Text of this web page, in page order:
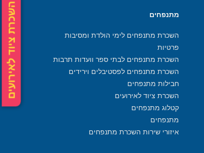
השכרת ציוד לאירועים מתנפחים
השכרת מתנפחים לימי הולדת ומסיבות
פרטיות
השכרת מתנפחים לבתי ספר וועדות תרבות
השכרת מתנפחים לפסטיבלים וירידים
חבילות מתנפחים
השכרת ציוד לאירועים
קטלוג מתנפחים
מתנפחים
איזורי שירות השכרת מתנפחים